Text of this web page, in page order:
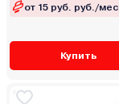
от 15 руб. руб./мес.
Купить